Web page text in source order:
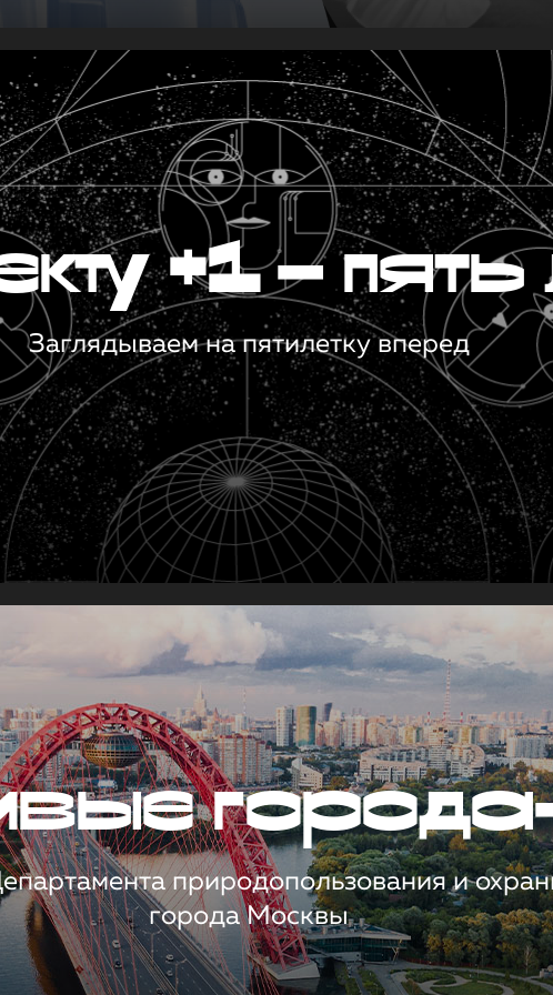
+1 — пять
Заглядываем на пятилетку вперед
природопользования и
города Москвы